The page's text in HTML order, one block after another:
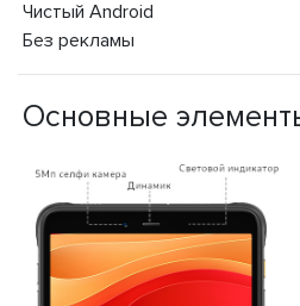
Чистый Android
Без рекламы
Основные